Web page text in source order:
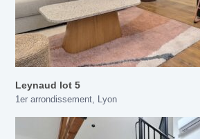
Leynaud lot 5
1er arrondissement Lyon